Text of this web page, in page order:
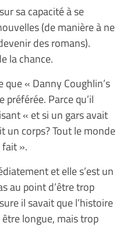
sa capacité à se
(de manière à ne
des romans).
la chance.
« Danny Coughlin’s
Parce qu’il
« et si un gars avait
un corps? Tout le monde
fait ».
et elle s’est un
au point d’être trop
il savait que l’histoire
longue, mais trop